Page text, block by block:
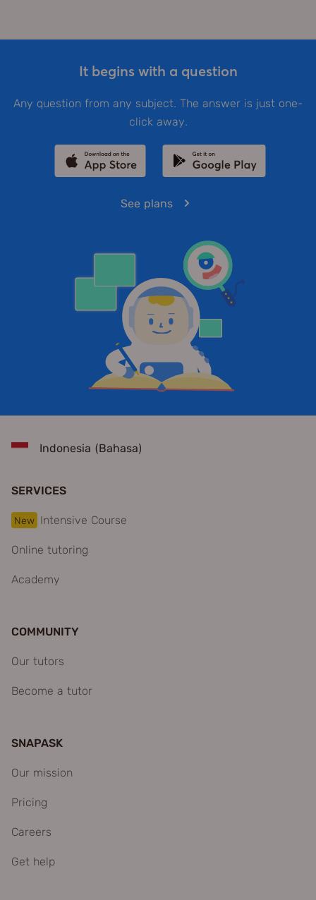
It begins with a question
Any question from any subject. The answer is just one-
click away.
See plans
Indonesia (Bahasa)
SERVICES
New Intensive Course
Online tutoring
Academy
COMMUNITY
Our tutors
Become a tutor
SNAPASK
Our mission
Pricing
Careers
Get help